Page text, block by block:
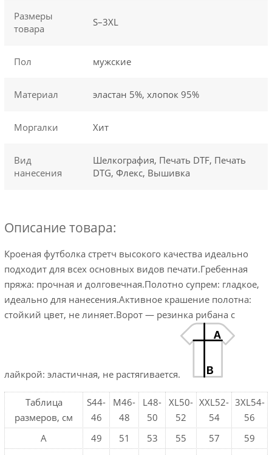
Размеры
товара
S–3XL
Пол мужские
Материал эластан 5%, хлопок 95%
Моргалки Хит
Вид
нанесения
Шелкография, Печать DTF, Печать
DTG, Флекс, Вышивка
Описание товара:
Кроеная футболка стретч высокого качества идеально
подходит для всех основных видов печати.Гребенная
пряжа: прочная и долговечная.Полотно супрем: гладкое,
идеально для нанесения.Активное крашение полотна:
стойкий цвет, не линяет.Ворот — резинка рибана с
лайкрой: эластичная, не растягивается.
Таблица
размеров, см
S44-
46
M46-
48
L48-
50
XL50-
52
XXL52-
54
3XL54-
56
A
49 51 53 55 57
59